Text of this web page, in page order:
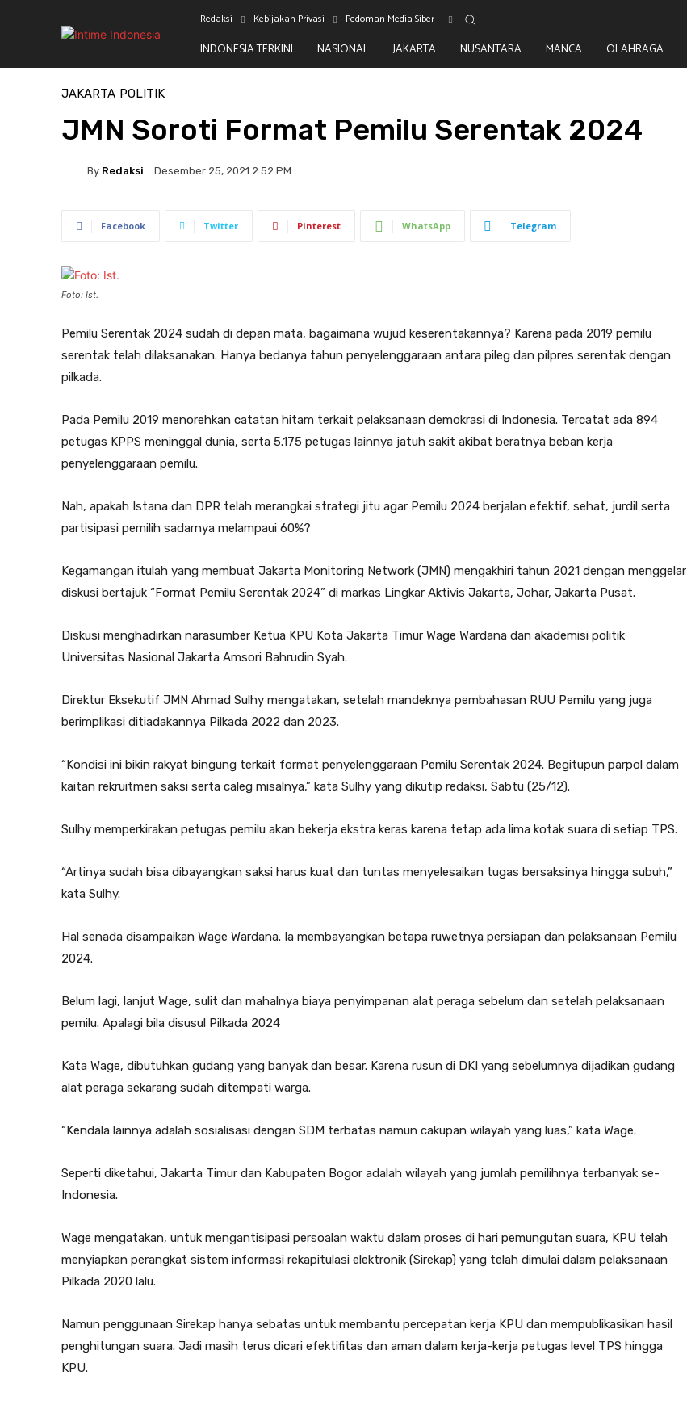
Redaksi Kebijakan Privasi Pedoman Media Siber
INDONESIA TERKINI NASIONAL JAKARTA NUSANTARA MANCA OLAHRAGA
JAKARTA POLITIK
JMN Soroti Format Pemilu Serentak 2024
By Redaksi Desember 25, 2021 2:52 PM
Facebook Twitter Pinterest WhatsApp Telegram
Foto: Ist.
Pemilu Serentak 2024 sudah di depan mata, bagaimana wujud keserentakannya? Karena pada 2019 pemilu
serentak telah dilaksanakan. Hanya bedanya tahun penyelenggaraan antara pileg dan pilpres serentak dengan
pilkada.
Pada Pemilu 2019 menorehkan catatan hitam terkait pelaksanaan demokrasi di Indonesia. Tercatat ada 894
petugas KPPS meninggal dunia, serta 5.175 petugas lainnya jatuh sakit akibat beratnya beban kerja
penyelenggaraan pemilu.
Nah, apakah Istana dan DPR telah merangkai strategi jitu agar Pemilu 2024 berjalan efektif, sehat, jurdil serta
partisipasi pemilih sadarnya melampaui 60%?
Kegamangan itulah yang membuat Jakarta Monitoring Network (JMN) mengakhiri tahun 2021 dengan menggelar
diskusi bertajuk “Format Pemilu Serentak 2024” di markas Lingkar Aktivis Jakarta, Johar, Jakarta Pusat.
Diskusi menghadirkan narasumber Ketua KPU Kota Jakarta Timur Wage Wardana dan akademisi politik
Universitas Nasional Jakarta Amsori Bahrudin Syah.
Direktur Eksekutif JMN Ahmad Sulhy mengatakan, setelah mandeknya pembahasan RUU Pemilu yang juga
berimplikasi ditiadakannya Pilkada 2022 dan 2023.
“Kondisi ini bikin rakyat bingung terkait format penyelenggaraan Pemilu Serentak 2024. Begitupun parpol dalam
kaitan rekruitmen saksi serta caleg misalnya,” kata Sulhy yang dikutip redaksi, Sabtu (25/12).
Sulhy memperkirakan petugas pemilu akan bekerja ekstra keras karena tetap ada lima kotak suara di setiap TPS.
“Artinya sudah bisa dibayangkan saksi harus kuat dan tuntas menyelesaikan tugas bersaksinya hingga subuh,”
kata Sulhy.
Hal senada disampaikan Wage Wardana. Ia membayangkan betapa ruwetnya persiapan dan pelaksanaan Pemilu
2024.
Belum lagi, lanjut Wage, sulit dan mahalnya biaya penyimpanan alat peraga sebelum dan setelah pelaksanaan
pemilu. Apalagi bila disusul Pilkada 2024
Kata Wage, dibutuhkan gudang yang banyak dan besar. Karena rusun di DKI yang sebelumnya dijadikan gudang
alat peraga sekarang sudah ditempati warga.
“Kendala lainnya adalah sosialisasi dengan SDM terbatas namun cakupan wilayah yang luas,” kata Wage.
Seperti diketahui, Jakarta Timur dan Kabupaten Bogor adalah wilayah yang jumlah pemilihnya terbanyak se-
Indonesia.
Wage mengatakan, untuk mengantisipasi persoalan waktu dalam proses di hari pemungutan suara, KPU telah
menyiapkan perangkat sistem informasi rekapitulasi elektronik (Sirekap) yang telah dimulai dalam pelaksanaan
Pilkada 2020 lalu.
Namun penggunaan Sirekap hanya sebatas untuk membantu percepatan kerja KPU dan mempublikasikan hasil
penghitungan suara. Jadi masih terus dicari efektifitas dan aman dalam kerja-kerja petugas level TPS hingga
KPU.